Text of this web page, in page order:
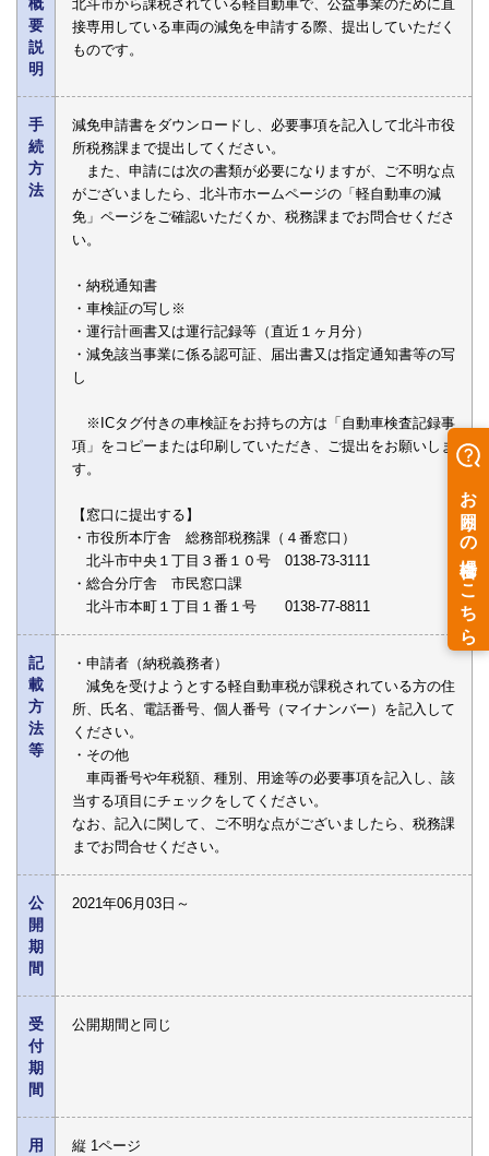
概
要
説
明
北斗市から課税されている軽自動車で、公益事業のために直
接専用している車両の減免を申請する際、提出していただく
ものです。
手
続
方
法
減免申請書をダウンロードし、必要事項を記入して北斗市役
所税務課まで提出してください。
また、申請には次の書類が必要になりますが、ご不明な点
がございましたら、北斗市ホームページの「軽自動車の減
免」ページをご確認いただくか、税務課までお問合せくださ
い。
・納税通知書
・車検証の写し※
・運行計画書又は運行記録等（直近１ヶ月分）
・減免該当事業に係る認可証、届出書又は指定通知書等の写
し
※ICタグ付きの車検証をお持ちの方は「自動車検査記録事
項」をコピーまたは印刷していただき、ご提出をお願いしま
す。
【窓口に提出する】
・市役所本庁舎 総務部税務課（４番窓口）
北斗市中央１丁目３番１０号 0138-73-3111
・総合分庁舎 市民窓口課
北斗市本町１丁目１番１号 0138-77-8811
記
載
方
法
等
・申請者（納税義務者）
減免を受けようとする軽自動車税が課税されている方の住
所、氏名、電話番号、個人番号（マイナンバー）を記入して
ください。
・その他
車両番号や年税額、種別、用途等の必要事項を記入し、該
当する項目にチェックをしてください。
なお、記入に関して、ご不明な点がございましたら、税務課
までお問合せください。
公
開
期
間
2021年06月03日～
受
付
期
間
公開期間と同じ
用
縦 1ページ